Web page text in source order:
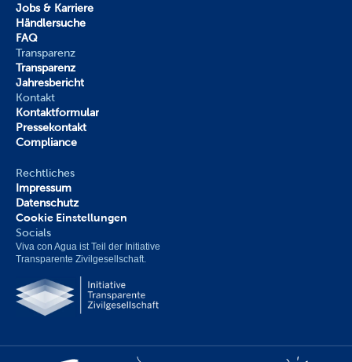
Jobs & Karriere
Händlersuche
FAQ
Transparenz
Transparenz
Jahresbericht
Kontakt
Kontaktformular
Pressekontakt
Compliance
Rechtliches
Impressum
Datenschutz
Cookie Einstellungen
Socials
Viva con Agua ist Teil der Initiative
Transparente Zivilgesellschaft.